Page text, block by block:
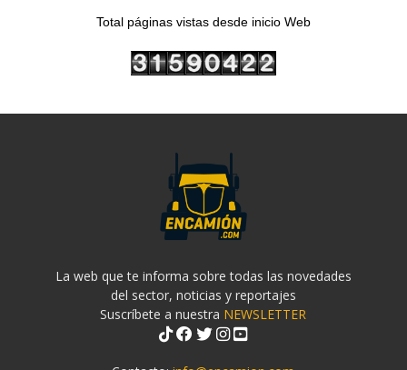
Total páginas vistas desde inicio Web
La web que te informa sobre todas las novedades
del sector, noticias y reportajes
Suscríbete a nuestra NEWSLETTER